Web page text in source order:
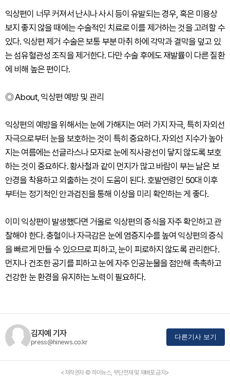
익상편이 너무 커져서 난시나 사시 등이 유발되는 경우, 혹은 미용상
보지 좋지 않을 때에는 수술적인 치료로 이를 제거하는 것을 고려할 수
있다. 익상편 제거 수술은 보통 부분 마취 하에 각막과 결막을 덮고 있
는 섬유혈관성 조직을 제거한다. 다만 수술 후에도 재발률이 다른 질환
에 비해 높은 편이다.
◎ About, 익상편 예방 및 관리
익상편의 예방을 위해서는 눈에 가해지는 여러 가지 자극, 특히 자외선
자극으로부터 눈을 보호하는 것이 특히 중요하다. 자외선 지수가 높아
지는 여름에는 선글라스나 모자로 눈에 직사광선이 닿지 않도록 보호
하는 것이 중요하다. 황사철과 같이 먼지가 많고 바람이 부는 날은 보
안경을 착용하고 외출하는 것이 도움이 된다. 호발연령인 50대 이후
부터는 정기적인 안과검진을 통해 이상을 미리 확인하는 게 좋다.
이미 익상편이 발생했다면 거울로 익상편의 증식을 자주 확인하고 관
찰해야 한다. 충혈이나 자극감은 눈에 염증지수를 높여 익상편의 증식
을 빠르게 만들 수 있으므로 피하고, 눈이 피로하지 않도록 관리한다.
먼지나 건조한 공기를 피하고 눈에 자주 인공눈물을 점안해 촉촉하고
건강한 눈 환경을 유지하는 노력이 필요하다.
김지예 기자
press@hinews.co.kr
다른기사 보기
<저작권자 © 하이뉴스, 무단전재 및 재배포 금지>